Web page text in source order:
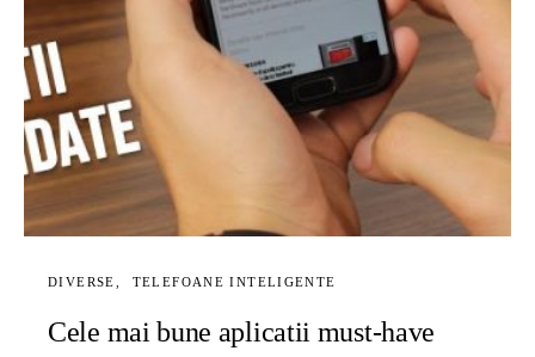
DIVERSE TELEFOANE INTELIGENTE
Cele mai bune aplicatii must-have